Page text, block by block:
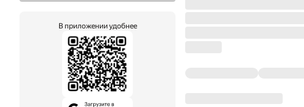
В приложении удобнее